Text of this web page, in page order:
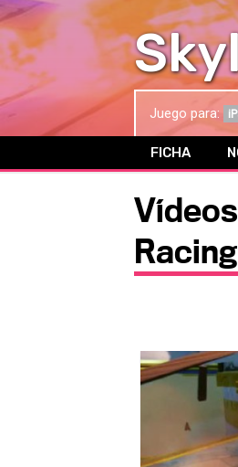
Juego para:
FICHA